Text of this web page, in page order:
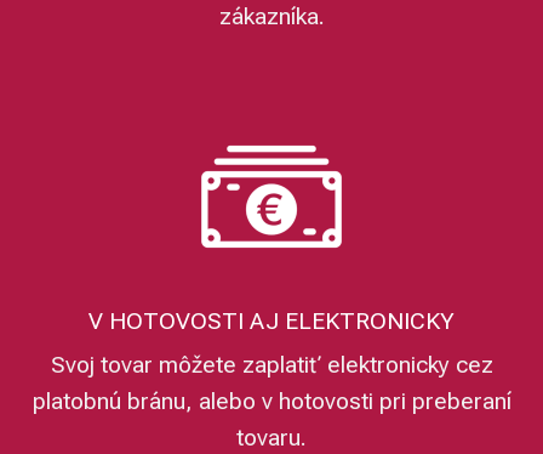
zákazníka.
V HOTOVOSTI AJ ELEKTRONICKY
Svoj tovar môžete zaplatiť elektronicky cez
platobnú bránu, alebo v hotovosti pri preberaní
tovaru.